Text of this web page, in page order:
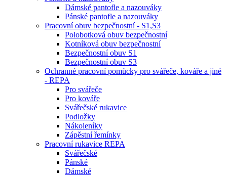
Dámské pantofle a nazouváky
Pánské pantofle a nazouváky
Pracovní obuv bezpečnostní - S1,S3
Polobotková obuv bezpečnostní
Kotníková obuv bezpečnostní
Bezpečnostní obuv S1
Bezpečnostní obuv S3
Ochranné pracovní pomůcky pro svářeče, kováře a jiné
- REPA
Pro svářeče
Pro kováře
Svářečské rukavice
Podložky
Nákoleníky
Zápěstní řemínky
Pracovní rukavice REPA
Svářečské
Pánské
Dámské